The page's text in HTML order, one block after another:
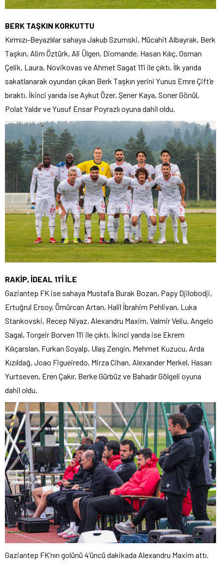
BERK TAŞKIN KORKUTTU
Kırmızı-Beyazlılar sahaya Jakub Szumski, Mücahit Albayrak, Berk
Taşkın, Alim Öztürk, Ali Ülgen, Diomande, Hasan Kılıç, Osman
Çelik, Laura, Novikovas ve Ahmet Sagat 11’i ile çıktı. İlk yarıda
sakatlanarak oyundan çıkan Berk Taşkın yerini Yunus Emre Çift’e
bıraktı. İkinci yarıda ise Aykut Özer, Şener Kaya, Soner Gönül,
Polat Yaldır ve Yusuf Ensar Poyrazlı oyuna dahil oldu.
RAKİP, İDEAL 11’İ İLE
Gaziantep FK ise sahaya Mustafa Burak Bozan, Papy Djilobodji,
Ertuğrul Ersoy, Ömürcan Artan, Halil İbrahim Pehlivan, Luka
Stankovski, Recep Niyaz, Alexandru Maxim, Valmir Veliu, Angelo
Sagal, Torgeir Borven 11’i ile çıktı. İkinci yarıda ise Ekrem
Kılıçarslan, Furkan Soyalp, Ulaş Zengin, Mehmet Kuzucu, Arda
Kızıldağ, Joao Figueiredo, Mirza Cihan, Alexander Merkel, Hasan
Yurtseven, Eren Çakır, Berke Gürbüz ve Bahadır Gölgeli oyuna
dahil oldu.
Gaziantep FK’nın golünü 4’üncü dakikada Alexandru Maxim attı.